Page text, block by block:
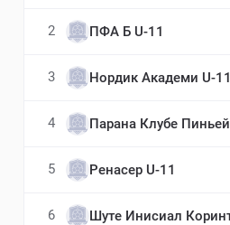
2 ПФА Б U-11
3 Нордик Академи U-11
4
5 Ренасер U-11
6